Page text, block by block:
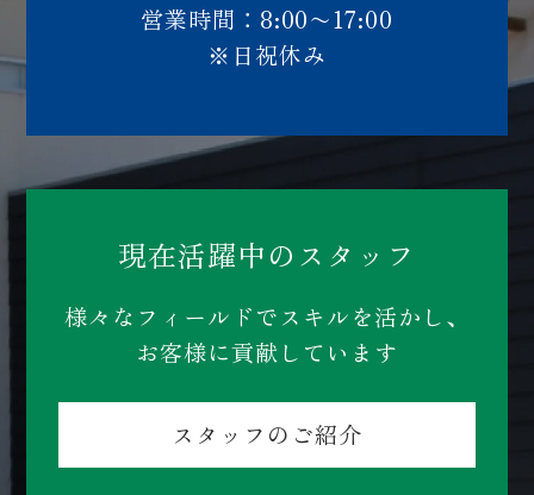
営業時間：8:00〜17:00
※日祝休み
現在活躍中のスタッフ
様々なフィールドでスキルを活かし、
お客様に貢献しています
スタッフのご紹介